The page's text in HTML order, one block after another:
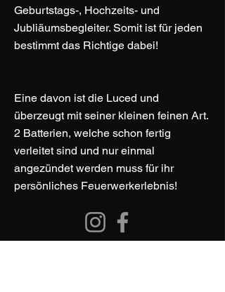
Geburtstags-, Hochzeits- und
Jubliäumsbegleiter. Somit ist für jeden
bestimmt das Richtige dabei!
Eine davon ist die Luced und
überzeugt mit seiner kleinen feinen Art.
2 Batterien, welche schon fertig
verleitet sind und nur einmal
angezündet werden muss für ihr
persönliches Feuerwerkerlebnis!